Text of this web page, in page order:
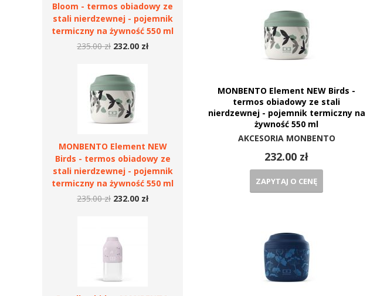
MONBENTO Element NEW Birds -
termos obiadowy ze stali
nierdzewnej - pojemnik termiczny na
żywność 550 ml
AKCESORIA MONBENTO
232.00 zł
ZAPYTAJ O CENĘ
Bloom - termos obiadowy ze
stali nierdzewnej - pojemnik
termiczny na żywność 550 ml
235.00 zł 232.00 zł
MONBENTO Element NEW
Birds - termos obiadowy ze
stali nierdzewnej - pojemnik
termiczny na żywność 550 ml
235.00 zł 232.00 zł